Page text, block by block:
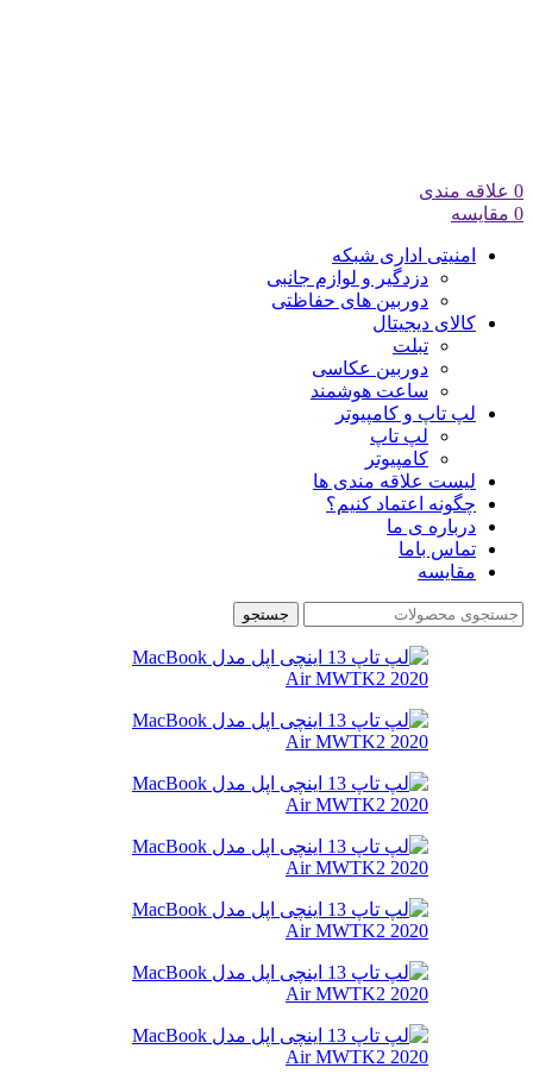
0 علاقه مندی
0 مقایسه
امنیتی اداری شبکه
دزدگیر و لوازم جانبی
دوربین های حفاظتی
کالای دیجیتال
تبلت
دوربین عکاسی
ساعت هوشمند
لپ تاپ و کامپیوتر
لپ تاپ
کامپیوتر
لیست علاقه مندی ها
چگونه اعتماد کنیم؟
درباره ی ما
تماس باما
مقایسه
جستجو